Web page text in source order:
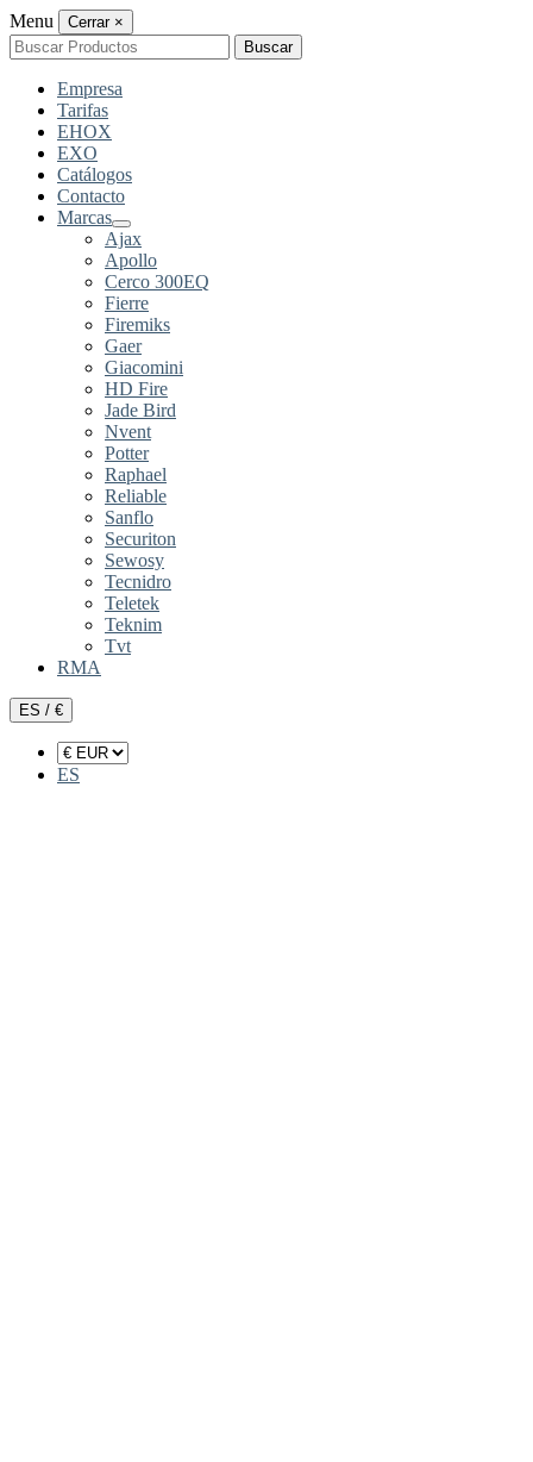
Menu Cerrar ×
Buscar
por:
Buscar
Empresa
Tarifas
EHOX
EXO
Catálogos
Contacto
Marcas
Ajax
Apollo
Cerco 300EQ
Fierre
Firemiks
Gaer
Giacomini
HD Fire
Jade Bird
Nvent
Potter
Raphael
Reliable
Sanflo
Securiton
Sewosy
Tecnidro
Teletek
Teknim
Tvt
RMA
ES / €
ES